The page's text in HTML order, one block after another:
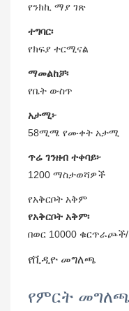
የንክኪ ማያ ገጽ
ተግባር፡
የክፍያ ተርሚናል
ማመልከቻ፡
የቤት ውስጥ
አታሚ፦
58ሚሜ የሙቀት አታሚ
ጥሬ ገንዘብ ተቀባይ፦
1200 ማስታወሻዎች
የአቅርቦት አቅም
የአቅርቦት አቅም፡
በወር 10000
የቪዲዮ መግለጫ
የምርት መግለጫ